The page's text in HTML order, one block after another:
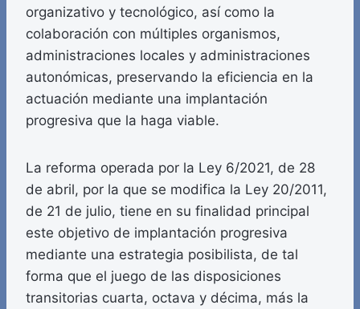
organizativo y tecnológico, así como la
colaboración con múltiples organismos,
administraciones locales y administraciones
autonómicas, preservando la eficiencia en la
actuación mediante una implantación
progresiva que la haga viable.
La reforma operada por la Ley 6/2021, de 28
de abril, por la que se modifica la Ley 20/2011,
de 21 de julio, tiene en su finalidad principal
este objetivo de implantación progresiva
mediante una estrategia posibilista, de tal
forma que el juego de las disposiciones
transitorias cuarta, octava y décima, más la